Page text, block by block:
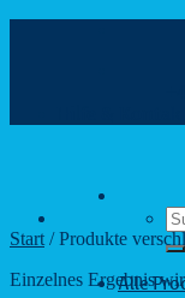
Alle
Start /Produkte
Einzelnes Ergebnis